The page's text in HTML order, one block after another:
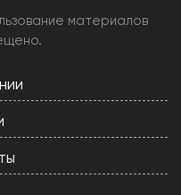
материалов